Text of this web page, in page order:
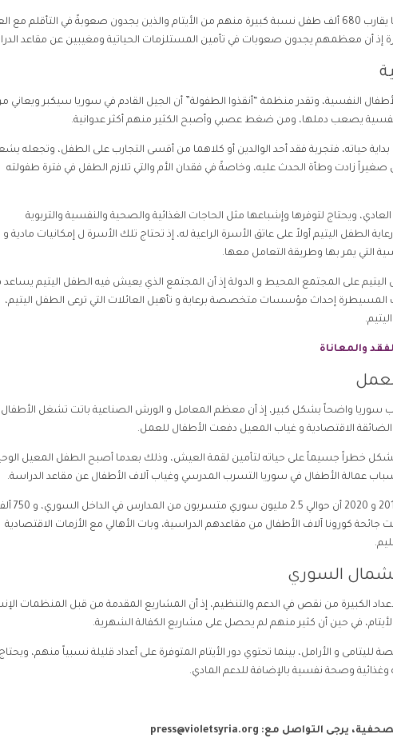
ويعيش في مخيمات النازحين شمال غرب سوريا ما يقارب 680 ألف طفل نسبة كبيرة منهم من الأيتام والذين يجدون صعوبةً في التأقلم
إذ أن معظمهم يجدون صعوبات في تأمين المستلزمات الحياتية ومغيبين عن مقاعد
النفسية، وتقدر منظمة “أنقذوا الطفولة” أن الجيل القادم في سوريا سيكبر ويعاني
يصعب دملها، ومن ضغط عصبي وأصبح الكثير منهم أكثر عدوانية.
حياته، فتجربة فقد أحد الوالدين أو كلاهما من أقسى التجارب على الطفل، وتجعله
زادت وطأة الحدث عليه، وخاصةً في فقدان الأم والتي تلازم الطفل في فترة طفولته
ويحتاج لتوفرها وإشباعها مثل الحاجات الغذائية والصحية والنفسية والتربوية
الطفل اليتيم أولاً على عاتق الأسرة الراعية له، إذ تحتاج تلك الأسرة ل إمكانيات مادية و
التي يمر بها وطريقة التعامل معها.
اليتيم على المجتمع المحيط و الدولة إذ أن المجتمع الذي يعيش فيه الطفل اليتيم يساعد
المسيطرة إحداث مؤسسات متخصصة برعاية و تأهيل العائلات التي ترعى الطفل اليتيم،
والمعاناة
واضحاً بشكل كبير، إذ أن معظم المعامل و الورش الصناعية باتت تشغل الأطفال
الاقتصادية و غياب المعيل دفعت الأطفال للعمل.
خطراً جسيماً على حياته لتأمين لقمة العيش، وذلك بعدما أصبح الطفل المعيل
عمالة الأطفال في سوريا التسرب المدرسي وغياب آلاف الأطفال عن مقاعد الدراسة.
وقالت منظمة اليونيسف في تقرير لها بين عامي 2019 و 2020 أن حوالي 2.5 مليون
جائحة كورونا آلاف الأطفال من مقاعدهم الدراسية، وبات الأهالي مع الأزمات الاقتصادية
السوري
الكبيرة من نقص في الدعم والتنظيم، إذ أن المشاريع المقدمة من قبل المنظمات
في حين أن كثير منهم لم يحصل على مشاريع الكفالة الشهرية.
و الأرامل، بينما تحتوي دور الأيتام المتوفرة على أعداد قليلة نسبياً منهم، ويحتاج
وغذائية وصحة نفسية بالإضافة للدعم المادي.
يرجى التواصل مع: press@violetsyria.org